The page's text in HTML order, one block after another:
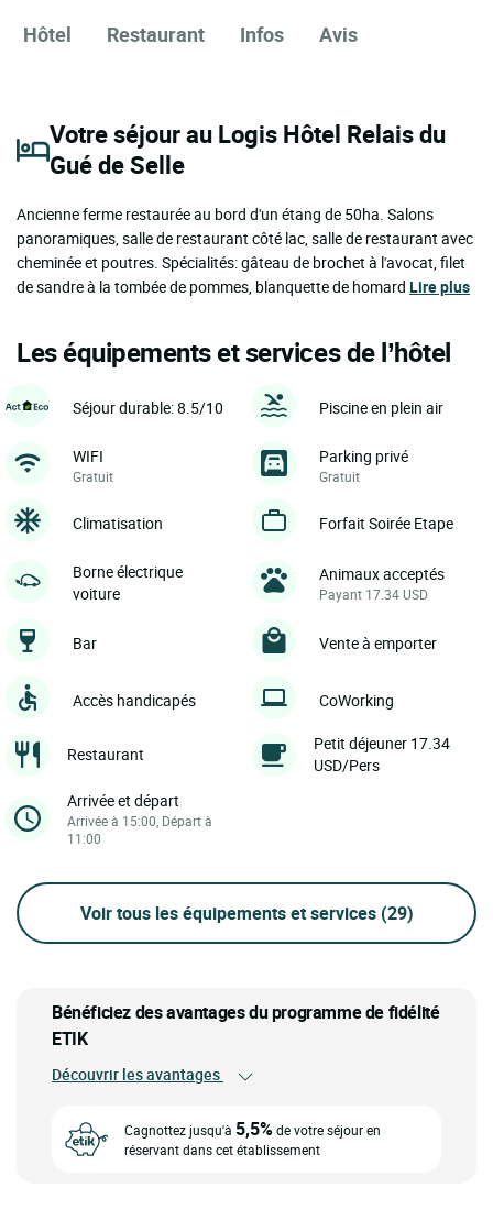
Hôtel Restaurant Infos Avis
Votre séjour au Logis Hôtel Relais du
Gué de Selle
Ancienne ferme restaurée au bord d'un étang de 50ha. Salons
panoramiques, salle de restaurant côté lac, salle de restaurant avec
cheminée et poutres. Spécialités: gâteau de brochet à l'avocat, filet
de sandre à la tombée de pommes, blanquette de homard Lire plus
Les équipements et services de l’hôtel
Séjour durable: 8.5/10 Piscine en plein air
WIFI
Gratuit
Parking privé
Gratuit
Climatisation Forfait Soirée Etape
Borne électrique
voiture
Animaux acceptés
Payant 17.34 USD
Bar Vente à emporter
Accès handicapés CoWorking
Restaurant
Petit déjeuner 17.34
USD/Pers
Arrivée et départ
Arrivée à 15:00, Départ à
11:00
Voir tous les équipements et services (29)
Bénéficiez des avantages du programme de fidélité
ETIK
Découvrir les avantages
Cagnottez jusqu'à 5,5%de votre séjour en
réservant dans cet établissement